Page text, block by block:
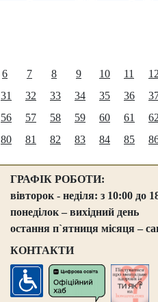
6 7 8 9 10 11
31 32 33 34 35 36
56 57 58 59 60 61
80 81 82 83 84 85
ГРАФІК РОБОТИ:
вівторок - неділя: з 10:00 до
понеділок – вихідний день
остання п`ятниця місяця –
КОНТАКТИ